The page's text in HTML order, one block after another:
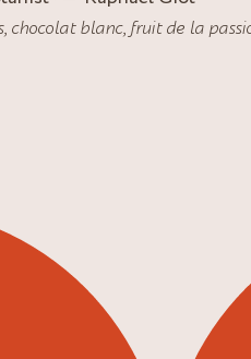
, chocolat blanc, fruit de la